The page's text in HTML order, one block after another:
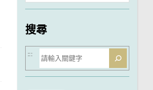
類
搜尋
搜
尋
:::